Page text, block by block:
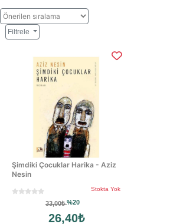
Filtrele
Şimdiki Çocuklar Harika - Aziz
Nesin
Stokta Yok
33,00₺%20
26,40₺